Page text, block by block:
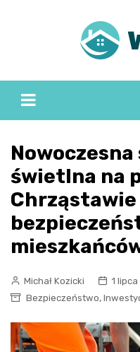
świetlna na
Chrząstawie
Michał Kozicki
1
Bezpieczeństwo,